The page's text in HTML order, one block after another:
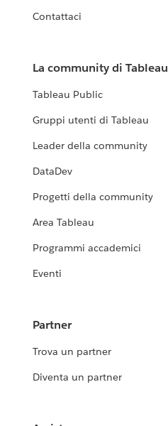
Contattaci
La community di Tableau
Tableau Public
Gruppi utenti di Tableau
Leader della community
DataDev
Progetti della community
Area Tableau
Programmi accademici
Eventi
Partner
Trova un partner
Diventa un partner